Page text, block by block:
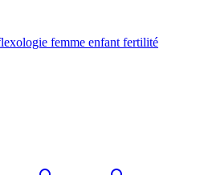
femme enfant fertilité